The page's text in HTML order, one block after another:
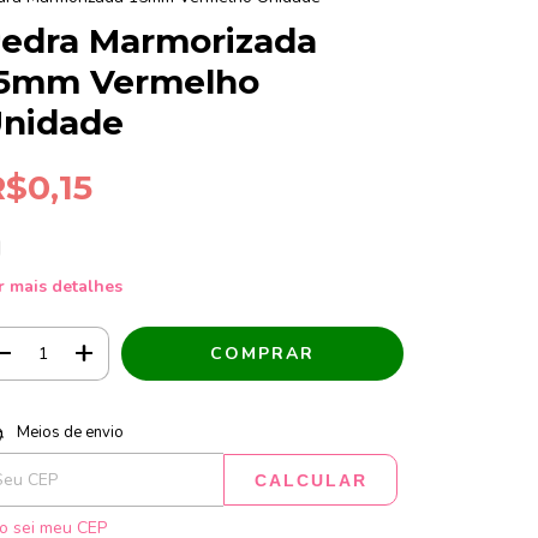
Marmorizada
Vermelho
mais detalhes
para o CEP:
Meios de envio
CALCULAR
sei meu CEP